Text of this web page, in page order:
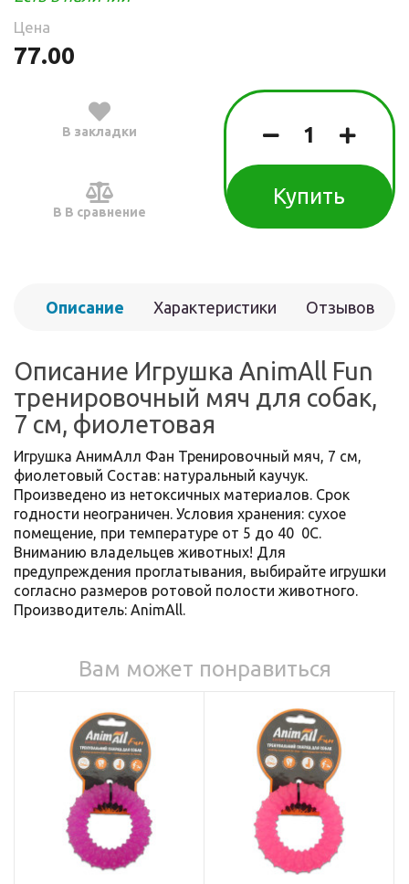
Цена
77.00
В закладки
В В сравнение
Купить
Описание Характеристики Отзывов
Описание Игрушка AnimAll Fun
тренировочный мяч для собак,
7 см, фиолетовая
Игрушка АнимАлл Фан Тренировочный мяч, 7 см,
фиолетовый Состав: натуральный каучук.
Произведено из нетоксичных материалов. Срок
годности неограничен. Условия хранения: сухое
помещение, при температуре от 5 до 40 0С.
Вниманию владельцев животных! Для
предупреждения проглатывания, выбирайте игрушки
согласно размеров ротовой полости животного.
Производитель: AnimАll.
Вам может понравиться